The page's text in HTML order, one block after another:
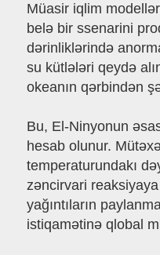
Müasir iqlim
belə bir ssenarini
dərinliklərində
su kütlələri qeydə
okeanın qərbindən
Bu, El-Ninyonun
hesab olunur.
temperaturundakı
zəncirvari
yağıntıların
istiqamətinə qlobal